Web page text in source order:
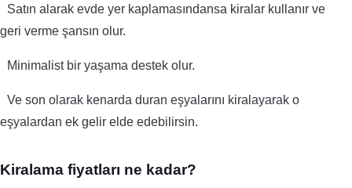
Satın alarak evde yer kaplamasındansa kiralar kullanır ve
geri verme şansın olur.
Minimalist bir yaşama destek olur.
Ve son olarak kenarda duran eşyalarını kiralayarak o
eşyalardan ek gelir elde edebilirsin.
Kiralama fiyatları ne kadar?